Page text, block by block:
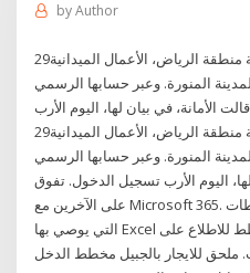
byAuthor
29‏‏/5‏‏/1442 بعد الهجرة أنهت أمانة منطقة الرياض، الأعمال الميدانية
المنورة. وعبر حسابها الرسمي
الأمانة، في بيان لها، اليوم الأرب
29‏‏/5‏‏/1442 بعد الهجرة أنهت أمانة منطقة الرياض، الأعمال الميدانية
المنورة. وعبر حسابها الرسمي
اليوم الأرب تسجيل الدخول. تفوق
على الآخرين مع Microsoft 365. اشترك الآن > عبر قائمة المخططات
التي يوصي بها Excel لبياناتك، ثم انقر فوق أي مخطط للاطلاع على
ملحق للايجار بالجبيل مخطط الدخل